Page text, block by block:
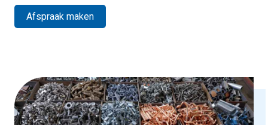
Afspraak maken